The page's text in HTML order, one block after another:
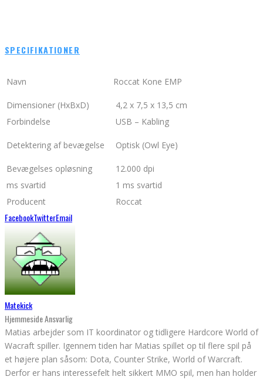
SPECIFIKATIONER
Navn Roccat Kone EMP
Dimensioner (HxBxD)
4,2 x 7,5 x 13,5 cm
Forbindelse
USB – Kabling
Detektering af bevægelse Optisk (Owl Eye)
Bevægelses opløsning
12.000 dpi
ms svartid
1 ms svartid
Producent
Roccat
FacebookTwitterEmail
Matekick
Hjemmeside Ansvarlig
Matias arbejder som IT koordinator og tidligere Hardcore World of
Wacraft spiller. Igennem tiden har Matias spillet op til flere spil på
et højere plan såsom: Dota, Counter Strike, World of Warcraft.
Derfor er hans interessefelt helt sikkert MMO spil, men han holder